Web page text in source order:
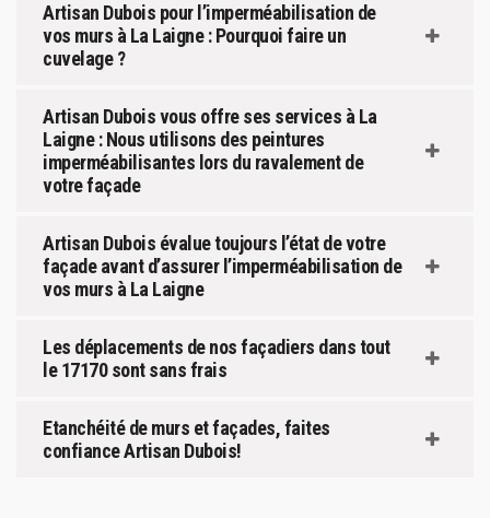
Artisan Dubois pour l’imperméabilisation de
vos murs à La Laigne : Pourquoi faire un
cuvelage ?
Artisan Dubois vous offre ses services à La
Laigne : Nous utilisons des peintures
imperméabilisantes lors du ravalement de
votre façade
Artisan Dubois évalue toujours l’état de votre
façade avant d’assurer l’imperméabilisation de
vos murs à La Laigne
Les déplacements de nos façadiers dans tout
le 17170 sont sans frais
Etanchéité de murs et façades, faites
confiance Artisan Dubois!